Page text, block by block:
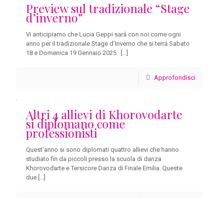
Preview sul tradizionale “Stage
d’inverno”
Vi anticipiamo che Lucia Geppi sará con noi come ogni
anno per il tradizionale Stage d’Inverno che si terrá Sabato
18 e Domenica 19 Gennaio 2025.
[…]
Approfondisci
Altri 4 allievi di Khorovodarte
si diplomano come
professionisti
Quest’anno si sono diplomati quattro allievi che hanno
studiato fin da piccoli presso la scuola di danza
Khorovodarte e Tersicore Danza di Finale Emilia. Queste
due […]